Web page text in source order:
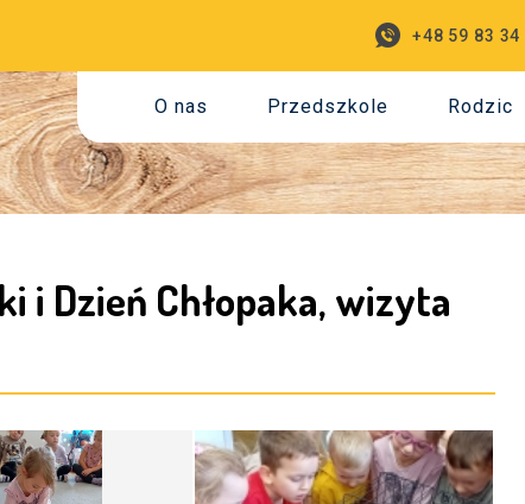
+48 59 83 34
O nas Przedszkole Rodzic
i Dzień Chłopaka, wizyta